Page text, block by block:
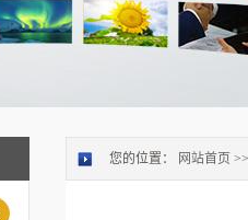
您的位置： 网站首页